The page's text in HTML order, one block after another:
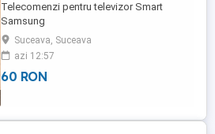
Telecomenzi pentru televizor Smart
Samsung
Suceava, Suceava
azi 12:57
60 RON